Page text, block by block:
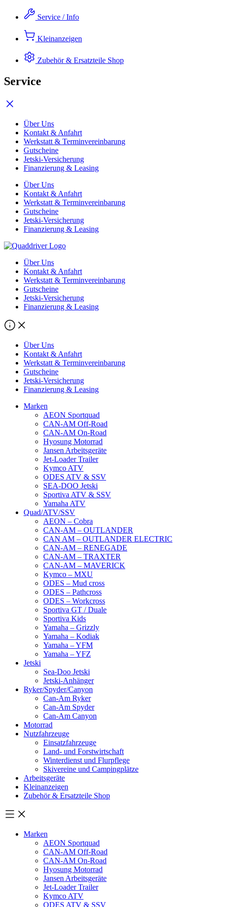
Inhalt
springen
Service / Info
Kleinanzeigen
Zubehör & Ersatzteile Shop
Service
Über Uns
Kontakt & Anfahrt
Werkstatt & Terminvereinbarung
Gutscheine
Jetski-Versicherung
Finanzierung & Leasing
Über Uns
Kontakt & Anfahrt
Werkstatt & Terminvereinbarung
Gutscheine
Jetski-Versicherung
Finanzierung & Leasing
Über Uns
Kontakt & Anfahrt
Werkstatt & Terminvereinbarung
Gutscheine
Jetski-Versicherung
Finanzierung & Leasing
Über Uns
Kontakt & Anfahrt
Werkstatt & Terminvereinbarung
Gutscheine
Jetski-Versicherung
Finanzierung & Leasing
Marken
AEON Sportquad
CAN-AM Off-Road
CAN-AM On-Road
Hyosung Motorrad
Jansen Arbeitsgeräte
Jet-Loader Trailer
Kymco ATV
ODES ATV & SSV
SEA-DOO Jetski
Sportiva ATV & SSV
Yamaha ATV
Quad/ATV/SSV
AEON – Cobra
CAN-AM – OUTLANDER
CAN AM – OUTLANDER ELECTRIC
CAN-AM – RENEGADE
CAN-AM – TRAXTER
CAN-AM – MAVERICK
Kymco – MXU
ODES – Mud cross
ODES – Pathcross
ODES – Workcross
Sportiva GT / Duale
Sportiva Kids
Yamaha – Grizzly
Yamaha – Kodiak
Yamaha – YFM
Yamaha – YFZ
Jetski
Sea-Doo Jetski
Jetski-Anhänger
Ryker/Spyder/Canyon
Can-Am Ryker
Can-Am Spyder
Can-Am Canyon
Motorrad
Nutzfahrzeuge
Einsatzfahrzeuge
Land- und Forstwirtschaft
Winterdienst und Flurpflege
Skivereine und Campingplätze
Arbeitsgeräte
Kleinanzeigen
Zubehör & Ersatzteile Shop
Marken
AEON Sportquad
CAN-AM Off-Road
CAN-AM On-Road
Hyosung Motorrad
Jansen Arbeitsgeräte
Jet-Loader Trailer
Kymco ATV
ODES ATV & SSV